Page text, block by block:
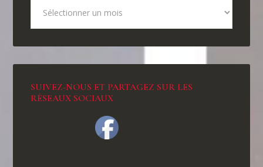
SUIVEZ-NOUS ET PARTAGEZ SUR LES
RÉSEAUX SOCIAUX